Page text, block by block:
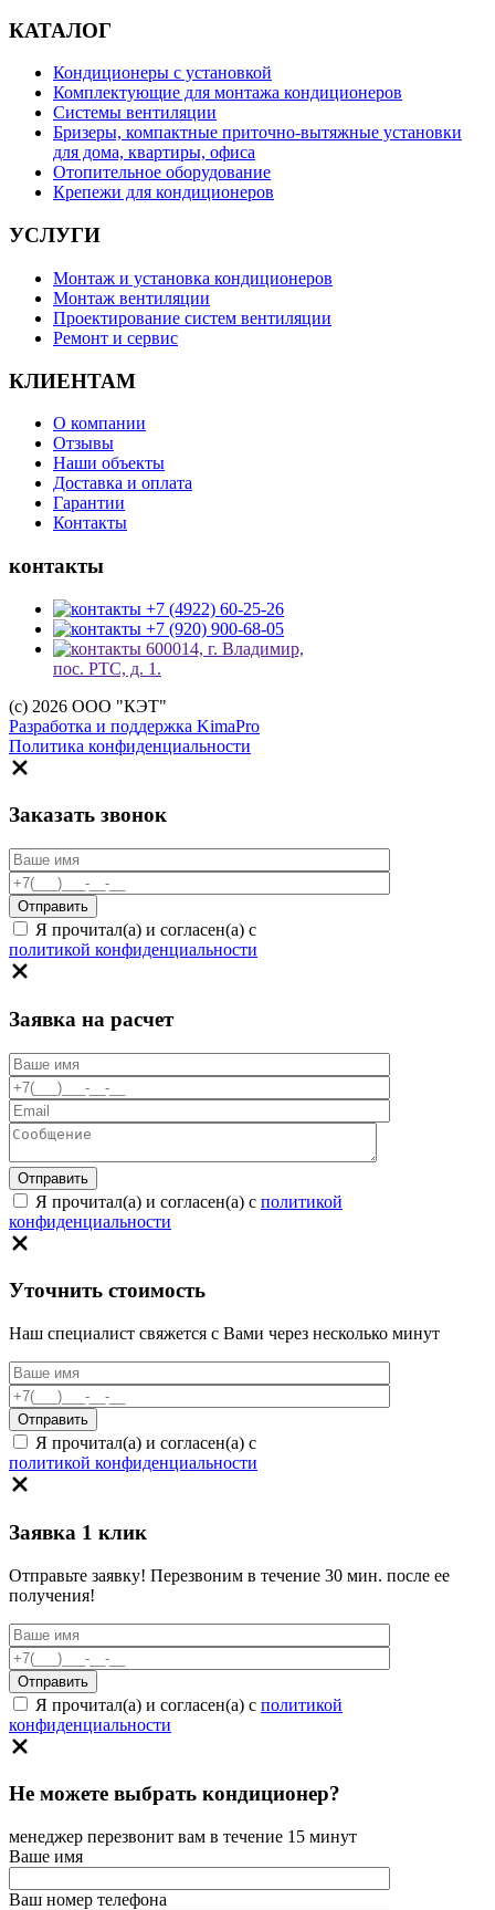
КАТАЛОГ
Кондиционеры с установкой
Комплектующие для монтажа кондиционеров
Системы вентиляции
Бризеры, компактные приточно-вытяжные установки
для дома, квартиры, офиса
Отопительное оборудование
Крепежи для кондиционеров
УСЛУГИ
Монтаж и установка кондиционеров
Монтаж вентиляции
Проектирование систем вентиляции
Ремонт и сервис
КЛИЕНТАМ
О компании
Отзывы
Наши объекты
Доставка и оплата
Гарантии
Контакты
контакты
+7 (4922) 60-25-26
+7 (920) 900-68-05
600014, г. Владимир,
пос. РТС, д. 1.
(c) 2026 ООО "КЭТ"
Разработка и поддержка KimaPro
Политика конфиденциальности
Заказать звонок
Я прочитал(а) и согласен(а) с
политикой конфиденциальности
Заявка на расчет
Я прочитал(а) и согласен(а) с политикой
конфиденциальности
Уточнить стоимость
Наш специалист свяжется с Вами через несколько минут
Я прочитал(а) и согласен(а) с
политикой конфиденциальности
Заявка 1 клик
Отправьте заявку! Перезвоним в течение 30 мин. после ее
получения!
Я прочитал(а) и согласен(а) с политикой
конфиденциальности
Не можете выбрать кондиционер?
менеджер перезвонит вам в течение 15 минут
Ваше имя
Ваш номер телефона